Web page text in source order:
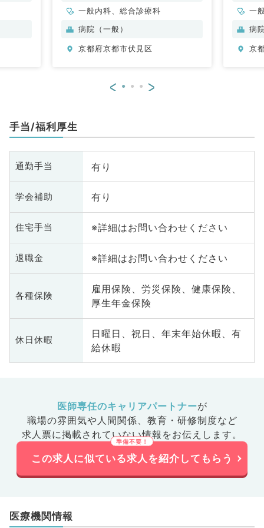
一般内科、総合診療科
病院（一般）
京都府京都市伏見区
一
病
京
< >
手当/福利厚生
通勤手当 有り
学会補助 有り
住宅手当 ※詳細はお問い合わせください
退職金 ※詳細はお問い合わせください
各種保険
雇用保険、労災保険、健康保険、
厚生年金保険
休日休暇
日曜日、祝日、年末年始休暇、有
給休暇
医師専任のキャリアパートナーが
職場の雰囲気や人間関係、 教育・研修制度など
求人票に掲載されていない情報をお伝えします。
この求人に似ている求人を紹介してもらう
医療機関情報